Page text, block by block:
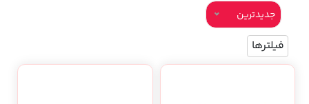
جدیدترین
فیلترها